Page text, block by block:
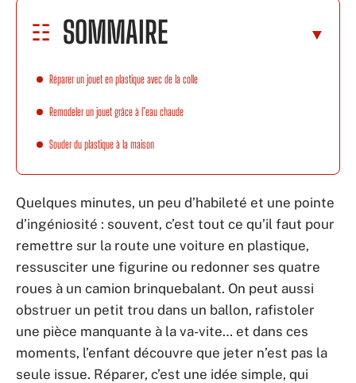
SOMMAIRE
Réparer un jouet en plastique avec de la colle
Remodeler un jouet grâce à l’eau chaude
Souder du plastique à la maison
Quelques minutes, un peu d’habileté et une pointe
d’ingéniosité : souvent, c’est tout ce qu’il faut pour
remettre sur la route une voiture en plastique,
ressusciter une figurine ou redonner ses quatre
roues à un camion brinquebalant. On peut aussi
obstruer un petit trou dans un ballon, rafistoler
une pièce manquante à la va-vite… et dans ces
moments, l’enfant découvre que jeter n’est pas la
seule issue. Réparer, c’est une idée simple, qui